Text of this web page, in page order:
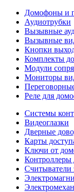
Домофоны и
Аудиотрубки
Вызывные
Вызывные
Кнопки
Комплекты
Модули
Мониторы
Реле для
Системы
Видеоглазки
Дверные
Карты
Ключи от
Контроллеры
Считыватели